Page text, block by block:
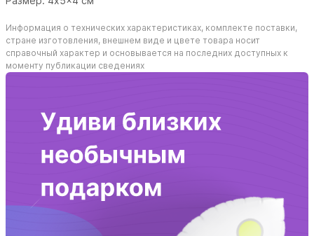
Информация о технических характеристиках, комплекте поставки,
стране изготовления, внешнем виде и цвете товара носит
справочный характер и основывается на последних доступных к
моменту публикации сведениях